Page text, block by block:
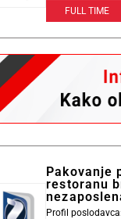
FULL TIME
Pakovanje
restoranu
Profil